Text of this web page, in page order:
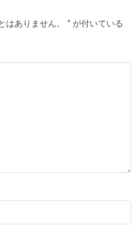
ありません。 * が付いている